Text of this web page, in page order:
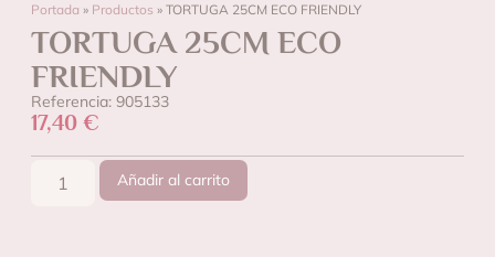
Portada » Productos » TORTUGA 25CM ECO FRIENDLY
TORTUGA 25CM ECO
FRIENDLY
Referencia: 905133
17,40 €
Añadir al carrito